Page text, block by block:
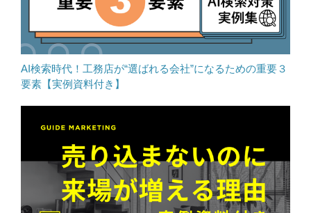
AI検索時代！工務店が“選ばれる会社”になるための重要３
要素【実例資料付き】